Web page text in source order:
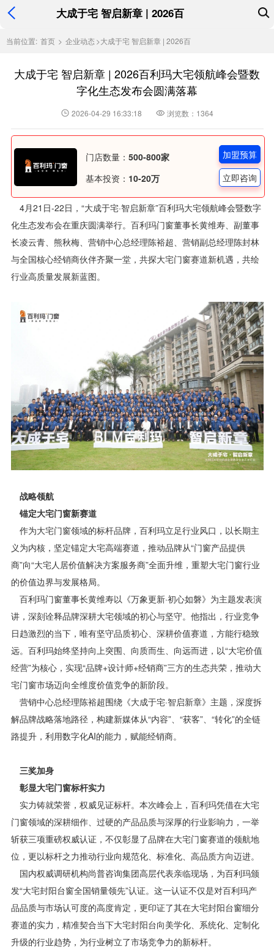
大成于宅 智启新章 | 2026百
当前位置: 首页 > 企业动态 >大成于宅 智启新章 | 2026百
大成于宅 智启新章 | 2026百利玛大宅领航峰会暨数
字化生态发布会圆满落幕
2026-04-29 16:33:18 浏览数：1364
门店数量： 500-800家
基本投资： 10-20万
加盟预算
立即咨询
4月21日-22日，“大成于宅·智启新章”百利玛大宅领航峰会暨数字
化生态发布会在重庆圆满举行。百利玛门窗董事长黄维寿、副董事
长凌云青、熊秋梅、营销中心总经理陈裕超、营销副总经理陈封林
与全国核心经销商伙伴齐聚一堂，共探大宅门窗赛道新机遇，共绘
行业高质量发展新蓝图。
战略领航
锚定大宅门窗新赛道
作为大宅门窗领域的标杆品牌，百利玛立足行业风口，以长期主
义为内核，坚定锚定大宅高端赛道，推动品牌从“门窗产品提供
商”向“大宅人居价值解决方案服务商”全面升维，重塑大宅门窗行业
的价值边界与发展格局。
百利玛门窗董事长黄维寿以《万象更新·初心如磐》为主题发表演
讲，深刻诠释品牌深耕大宅领域的初心与坚守。他指出，行业竞争
日趋激烈的当下，唯有坚守品质初心、深耕价值赛道，方能行稳致
远。百利玛始终坚持向上突围、向质而生、向远而进，以“大宅价值
经营”为核心，实现“品牌+设计师+经销商”三方的生态共荣，推动大
宅门窗市场迈向全维度价值竞争的新阶段。
营销中心总经理陈裕超围绕《大成于宅·智启新章》主题，深度拆
解品牌战略落地路径，构建新媒体从“内容”、“获客”、“转化”的全链
路提升，利用数字化AI的能力，赋能经销商。
三奖加身
彰显大宅门窗标杆实力
实力铸就荣誉，权威见证标杆。本次峰会上，百利玛凭借在大宅
门窗领域的深耕细作、过硬的产品品质与深厚的行业影响力，一举
斩获三项重磅权威认证，不仅彰显了品牌在大宅门窗赛道的领航地
位，更以标杆之力推动行业向规范化、标准化、高品质方向迈进。
国内权威调研机构尚普咨询集团高层代表亲临现场，为百利玛颁
发“大宅封阳台窗全国销量领先”认证。这一认证不仅是对百利玛产
品品质与市场认可度的高度肯定，更印证了其在大宅封阳台窗细分
赛道的实力，精准契合当下大宅封阳台向美学化、系统化、定制化
升级的行业趋势，为行业树立了市场竞争力的新标杆。